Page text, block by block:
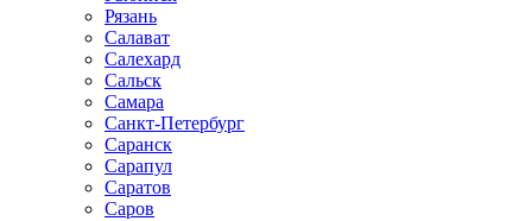
Рязань
Салават
Салехард
Сальск
Самара
Санкт-Петербург
Саранск
Сарапул
Саратов
Саров